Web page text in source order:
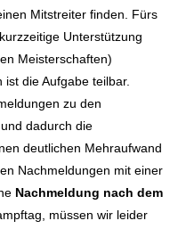
Mitstreiter finden. Fürs
Unterstützung
Meisterschaften)
die Aufgabe teilbar.
zu den
dadurch die
deutlichen Mehraufwand
Nachmeldungen mit einer
Nachmeldung nach dem
müssen wir leider